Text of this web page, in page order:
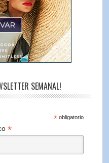
SEMANAL!
*obligatorio
*